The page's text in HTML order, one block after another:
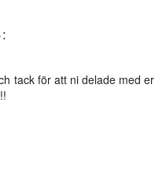
tack för att ni delade med er